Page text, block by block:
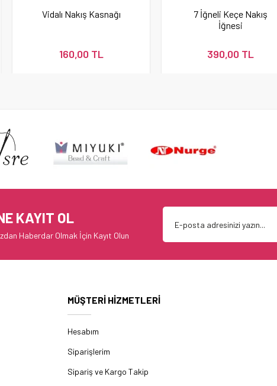
Vidalı Nakış Kasnağı
160,00 TL
7 İğneli Keçe Nakış
İğnesi
390,00 TL
KAYIT OL
Haberdar Olmak İçin Kayıt Olun
MÜŞTERİ HİZMETLERİ
Hesabım
Siparişlerim
Sipariş ve Kargo Takip